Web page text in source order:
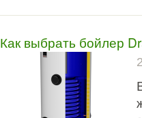
Как выбрать бойлер